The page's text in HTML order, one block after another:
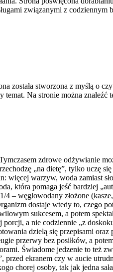
związanymi z
została stworzona z myślą o
Na stronie można znaleźć
zdrowe odżywianie
„na dietę”, tylko uczę się
więcej warzyw, woda zamiast
która pomaga jeść bardziej
– węglowodany złożone
dostaje wtedy to, czego
sukcesem, a potem
a nie codziennie „z
dzielą się przepisami
przerwy bez posiłków, a
Świadome jedzenie to też
przed ekranem czy w aucie
chorej osoby, tak jak jedna